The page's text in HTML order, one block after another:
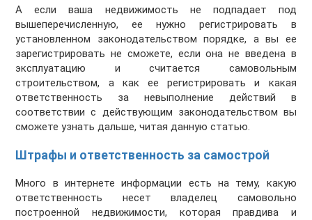
А если ваша недвижимость не подпадает под
вышеперечисленную, ее нужно регистрировать в
установленном законодательством порядке, а вы ее
зарегистрировать не сможете, если она не введена в
эксплуатацию и считается самовольным
строительством, а как ее регистрировать и какая
ответственность за невыполнение действий в
соответствии с действующим законодательством вы
сможете узнать дальше, читая данную статью.
Штрафы и ответственность за самострой
Много в интернете информации есть на тему, какую
ответственность несет владелец самовольно
построенной недвижимости, которая правдива и